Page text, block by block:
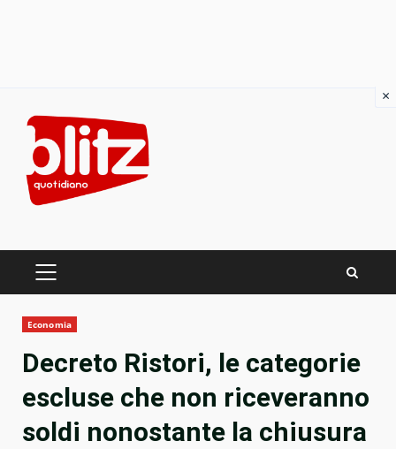
content
PRIMARY
Economia
Decreto Ristori, le categorie
escluse che non riceveranno
soldi nonostante la chiusura
×